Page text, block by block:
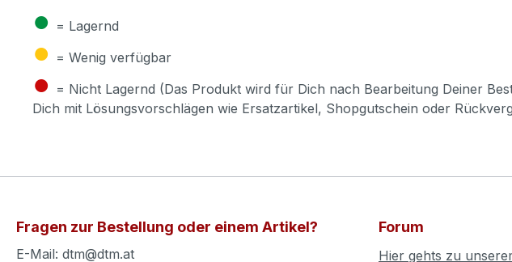
● = Lagernd
● = Wenig verfügbar
● = Nicht Lagernd (Das Produkt wird für Dich nach Bearbeitung Deiner
Dich mit Lösungsvorschlägen wie Ersatzartikel, Shopgutschein oder
Fragen zur Bestellung oder einem Artikel?
E-Mail: dtm@dtm.at
Forum
Hier gehts zu